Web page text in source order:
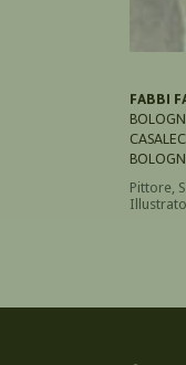
FABBI
Pittore,